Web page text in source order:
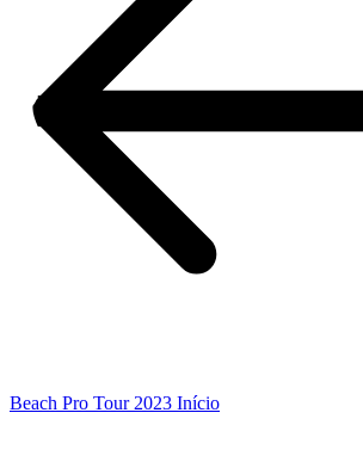
Beach Pro Tour 2023 Início